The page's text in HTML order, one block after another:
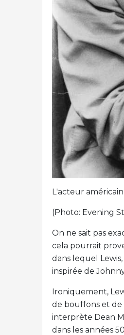
L'acteur
(Photo: Evening
On ne sait pas
cela pourrait
dans lequel
inspirée de
Ironiquement,
de bouffons et de
interprète Dean
dans les années